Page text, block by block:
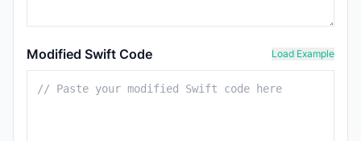
Modified Swift Code Load Example